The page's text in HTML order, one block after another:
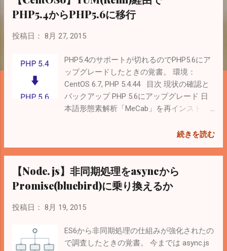
PHP5.4からPHP5.6に移行
投稿日： 8月 27, 2015
PHP5.4のサポートが切れるのでPHP5.6にア
ップグレードしたときの覚書。 環境：
CentOS 6.7, PHP 5.4.44 目次 現状の確認と
バックアップ PHP 5.6にアップグレード 日
本語形態素解析「MeCab」を再インストー
と5.6の変更点を確認 PHP: PHP 5.4.x から
から PHP 5.6.x への移行 - Manual インスト
ールされているパッケージを一覧表示 #
yum list installed | grep php
php.x86_64 5.4.44-1.el6.remi
@remi php-cli.x86_64 5.4.44-
common.x86_64 5.4.44-1.el6.remi
@remi php-devel.x86_64 5.4.44-
続きを読む
【Node.js】非同期処理をasyncから
Promise(bluebird)に乗り換えるか
投稿日： 8月 19, 2015
ES6から非同期処理の仕組みが強化されたの
で調査したときの覚書。 今までは async.js